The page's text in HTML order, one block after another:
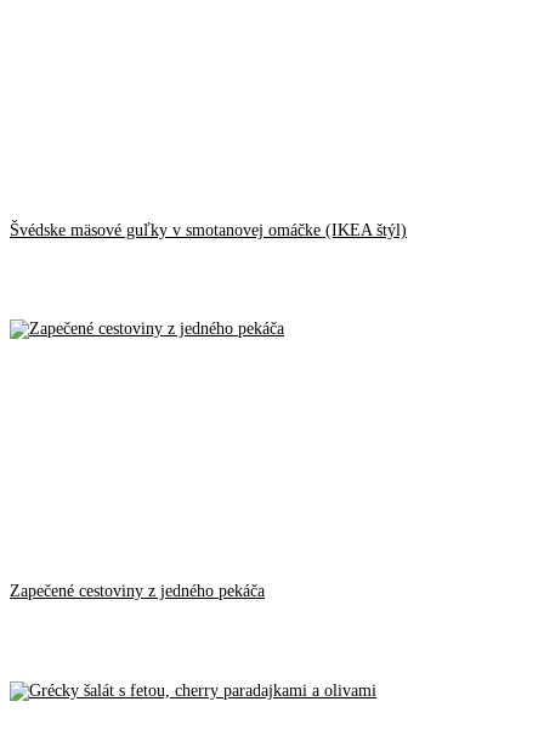
Švédske mäsové guľky v smotanovej omáčke (IKEA štýl)
Zapečené cestoviny z jedného pekáča